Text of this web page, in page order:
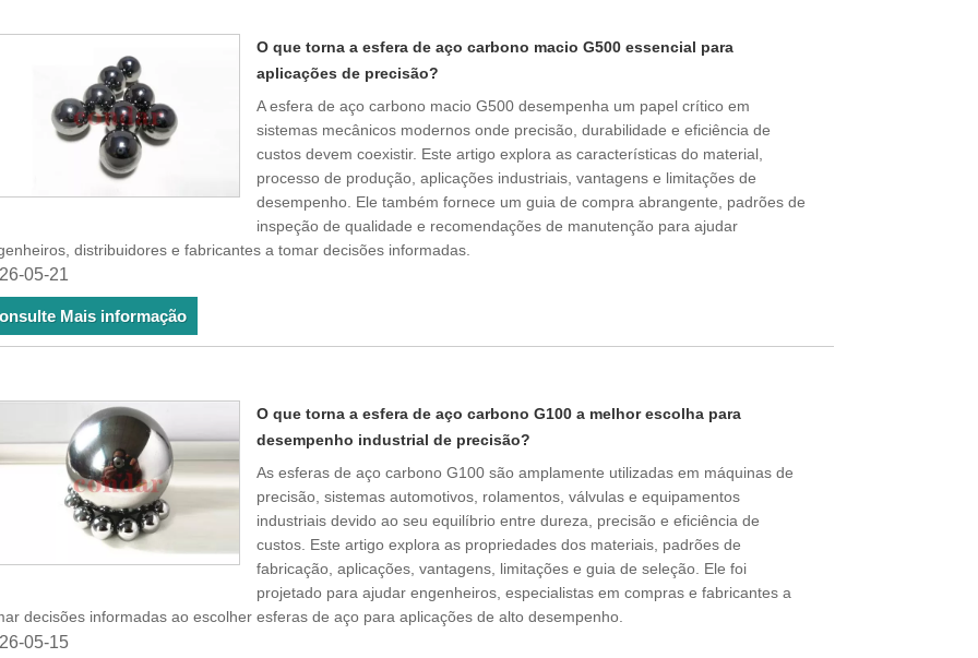
O que torna a esfera de aço carbono macio G500 essencial para
aplicações de precisão?
A esfera de aço carbono macio G500 desempenha um papel crítico em
sistemas mecânicos modernos onde precisão, durabilidade e eficiência de
custos devem coexistir. Este artigo explora as características do material,
processo de produção, aplicações industriais, vantagens e limitações de
desempenho. Ele também fornece um guia de compra abrangente, padrões de
inspeção de qualidade e recomendações de manutenção para ajudar
distribuidores e fabricantes a tomar decisões informadas.
05-21
Mais informação
O que torna a esfera de aço carbono G100 a melhor escolha para
desempenho industrial de precisão?
As esferas de aço carbono G100 são amplamente utilizadas em máquinas de
precisão, sistemas automotivos, rolamentos, válvulas e equipamentos
industriais devido ao seu equilíbrio entre dureza, precisão e eficiência de
custos. Este artigo explora as propriedades dos materiais, padrões de
fabricação, aplicações, vantagens, limitações e guia de seleção. Ele foi
projetado para ajudar engenheiros, especialistas em compras e fabricantes a
decisões informadas ao escolher esferas de aço para aplicações de alto desempenho.
05-15